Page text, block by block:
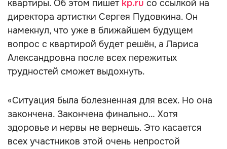
квартиры. Об этом пишет kp.ru со ссылкой на
директора артистки Сергея Пудовкина. Он
намекнул, что уже в ближайшем будущем
вопрос с квартирой будет решён, а Лариса
Александровна после всех пережитых
трудностей сможет выдохнуть.
«Ситуация была болезненная для всех. Но она
закончена. Закончена финально… Хотя
здоровье и нервы не вернешь. Это касается
всех участников этой очень непростой